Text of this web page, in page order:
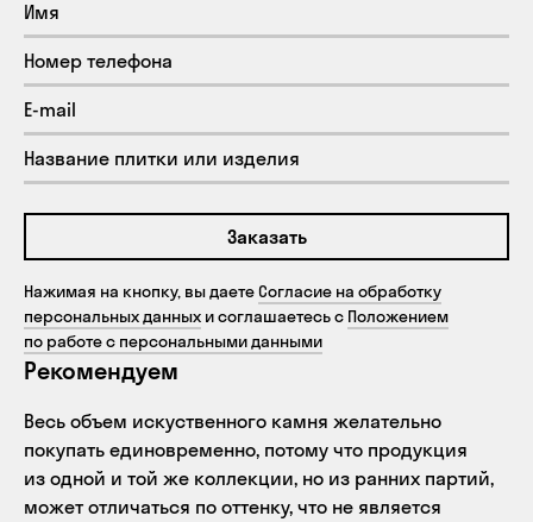
Заказать
Нажимая на кнопку, вы даетеСогласие на обработку
персональных данных и соглашаетесь с Положением
по работе с персональными данными
Рекомендуем
Весь объем искуственного камня желательно
покупать единовременно, потому что продукция
из одной и той же коллекции, но из ранних партий,
может отличаться по оттенку, что не является